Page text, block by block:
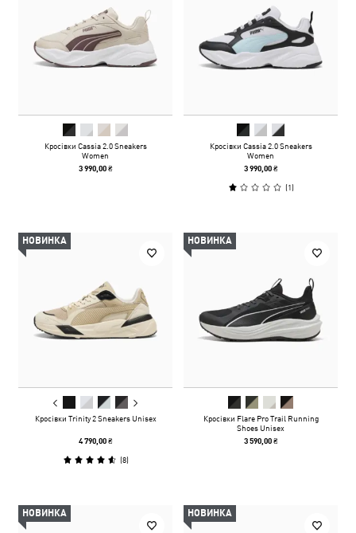
Кросівки Cassia 2.0 Sneakers
Women
3 990,00 ₴
Кросівки Cassia 2.0 Sneakers
Women
3 990,00 ₴
(1)
НОВИНКА
Кросівки Trinity 2 Sneakers Unisex
4 790,00 ₴
(8)
НОВИНКА
Кросівки Flare Pro Trail Running
Shoes Unisex
3 590,00 ₴
НОВИНКА НОВИНКА